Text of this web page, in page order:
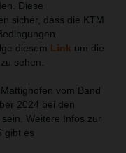
Diese
sicher, dass die KTM
diesem Link um die
sehen.
vom Band
2024 bei den
Weitere Infos zur
gibt es